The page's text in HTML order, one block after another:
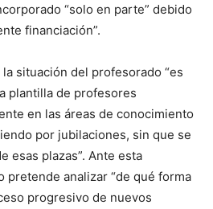
“solo en parte” debido
financiación”.
situación del profesorado “es
plantilla de profesores
en las áreas de conocimiento
por jubilaciones, sin que se
esas plazas”. Ante esta
pretende analizar “de qué forma
progresivo de nuevos